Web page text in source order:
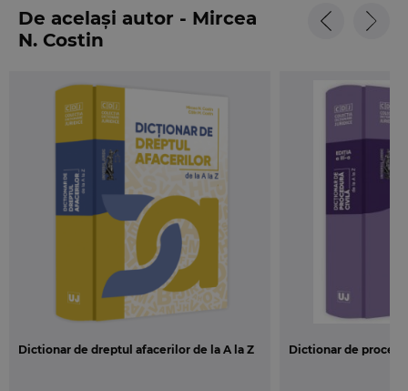
procesual civil, au fost explicati si termenii utilizati frecvent in
materiile in care normele acestuia primesc, direct sau indirect,
administrativ, dreptul comercial international, dreptul
comunitar etc.).
Acest dictionar a fost conceput si elaborat pentru a fi util, in
egala masura, juristilor dar si celorlalte categorii de cititori:
celor dintai, el urmeaza sa le serveasca ca instrument de lucru,
iar acestora din urma ca instrument de cunoastere. Pentru a
avea aceasta dubla functionalitate, articolele au fost redactate,
in majoritatea cazurilor, ca micromonografii, devenind astfel
compendiu.
De același autor - Mircea
N. Costin
Dictionar de dreptul afacerilor de la A la Z Dictionar de